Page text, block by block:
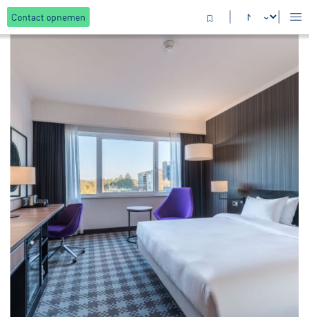
Contact opnemen